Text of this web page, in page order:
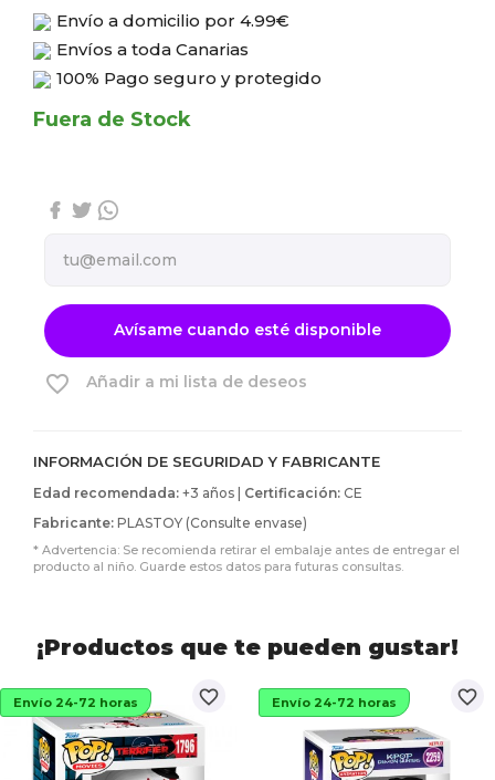
Envío a domicilio por 4.99€
Envíos a toda Canarias
100% Pago seguro y protegido
Fuera de Stock
Avísame cuando esté disponible
favorite_border Añadir a mi lista de deseos
INFORMACIÓN DE SEGURIDAD Y FABRICANTE
Edad recomendada: +3 años | Certificación: CE
Fabricante: PLASTOY (Consulte envase)
* Advertencia: Se recomienda retirar el embalaje antes de entregar el
producto al niño. Guarde estos datos para futuras consultas.
¡Productos que te pueden gustar!
favorite_border
Envío 24-72 horas favorite_border
Envío 24-72 horas